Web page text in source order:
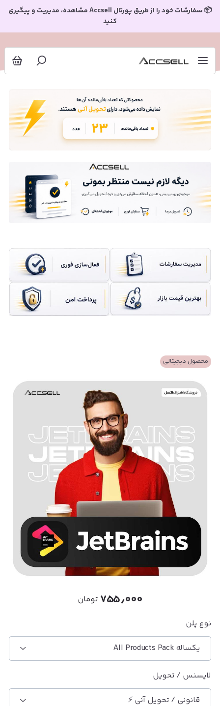
📦 سفارشات خود را از طریق پورتال Accsell مشاهده، مدیریت و پیگیری
کنید
محصول دیجیتالی
۷۵۵٫۰۰۰ تومان
نوع پلن
یکساله All Products Pack
لایسنس / تحویل
قانونی / تحویل آنی ⚡️